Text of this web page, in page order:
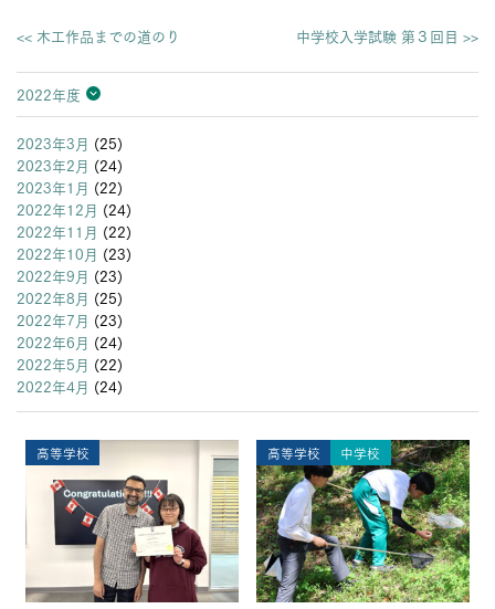
<< 木工作品までの道のり 中学校入学試験 第３回目 >>
2022年度
2026年度
2025年度
2024年度
2023年度
2022年度
2021年度
2020年度
2019年度
2018年度
2017年度
2016年度
2015年度
2014年度
2013年度
2023年3月 (25)
2023年2月 (24)
2023年1月 (22)
2022年12月 (24)
2022年11月 (22)
2022年10月 (23)
2022年9月 (23)
2022年8月 (25)
2022年7月 (23)
2022年6月 (24)
2022年5月 (22)
2022年4月 (24)
高等学校 高等学校 中学校